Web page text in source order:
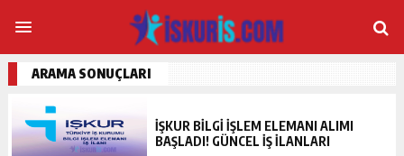
ARAMA SONUÇLARI
İŞKUR BILGI İŞLEM ELEMANI ALIMI
BAŞLADI! GÜNCEL İŞ İLANLARI